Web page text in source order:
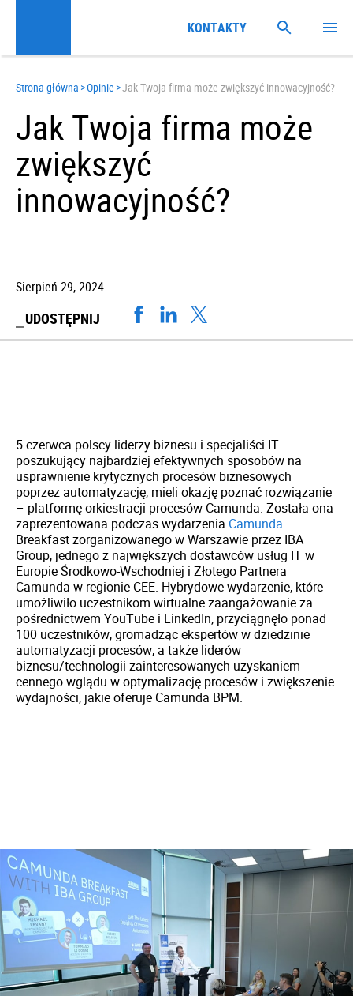
Strona główna >Opinie >Jak Twoja firma może zwiększyć innowacyjność?
Jak Twoja firma może
zwiększyć
innowacyjność?
Sierpień 29, 2024
UDOSTĘPNIJ
5 czerwca polscy liderzy biznesu i specjaliści IT
poszukujący najbardziej efektywnych sposobów na
usprawnienie krytycznych procesów biznesowych
poprzez automatyzację, mieli okazję poznać rozwiązanie
– platformę orkiestracji procesów Camunda. Została ona
zaprezentowana podczas wydarzenia Camunda
Breakfast zorganizowanego w Warszawie przez IBA
Group, jednego z największych dostawców usług IT w
Europie Środkowo-Wschodniej i Złotego Partnera
Camunda w regionie CEE. Hybrydowe wydarzenie, które
umożliwiło uczestnikom wirtualne zaangażowanie za
pośrednictwem YouTube i LinkedIn, przyciągnęło ponad
100 uczestników, gromadząc ekspertów w dziedzinie
automatyzacji procesów, a także liderów
biznesu/technologii zainteresowanych uzyskaniem
cennego wglądu w optymalizację procesów i zwiększenie
wydajności, jakie oferuje Camunda BPM.
KONTAKTY